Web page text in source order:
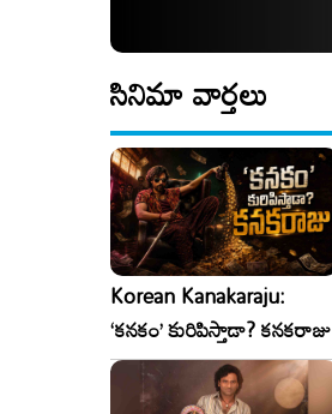
సినిమా వార్తలు
Korean Kanakaraju:
‘కనకం’ కురిపిస్తాడా? కనకరాజు